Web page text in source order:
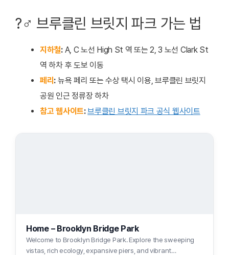
?‍♂️ 브루클린 브릿지 파크 가는 법
지하철:A, C 노선 High St 역 또는 2, 3 노선 Clark St
역 하차 후 도보 이동
페리 : 뉴욕 페리 또는 수상 택시 이용, 브루클린 브릿지
공원 인근 정류장 하차
참고 웹사이트:브루클린 브릿지 파크 공식 웹사이트
Home – Brooklyn Bridge Park
Welcome to Brooklyn Bridge Park. Explore the sweeping
vistas, rich ecology, expansive piers, and vibrant